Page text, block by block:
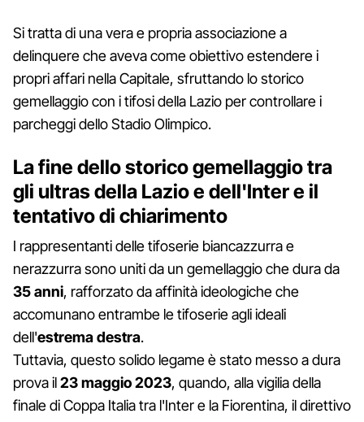
Si tratta di una vera e propria associazione a
delinquere che aveva come obiettivo estendere i
propri affari nella Capitale, sfruttando lo storico
gemellaggio con i tifosi della Lazio per controllare i
parcheggi dello Stadio Olimpico.
La fine dello storico gemellaggio tra
gli ultras della Lazio e dell'Inter e il
tentativo di chiarimento
I rappresentanti delle tifoserie biancazzurra e
nerazzurra sono uniti da un gemellaggio che dura da
35 anni, rafforzato da affinità ideologiche che
accomunano entrambe le tifoserie agli ideali
dell'estrema destra.
Tuttavia, questo solido legame è stato messo a dura
prova il23 maggio 2023, quando, alla vigilia della
finale di Coppa Italia tra l'Inter e la Fiorentina, il direttivo